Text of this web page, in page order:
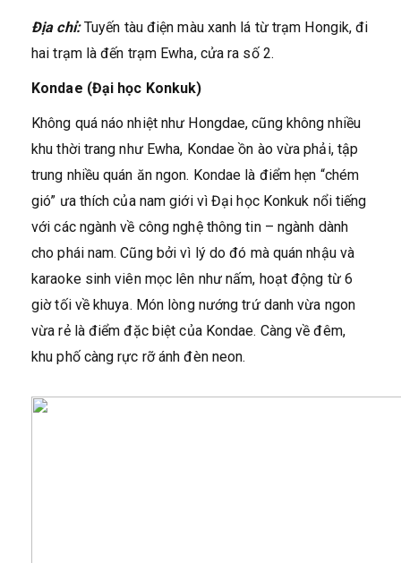
Địa chỉ:Tuyến tàu điện màu xanh lá từ trạm Hongik, đi
hai trạm là đến trạm Ewha, cửa ra số 2.
Kondae (Đại học Konkuk)
Không quá náo nhiệt như Hongdae, cũng không nhiều
khu thời trang như Ewha, Kondae ồn ào vừa phải, tập
trung nhiều quán ăn ngon. Kondae là điểm hẹn “chém
gió” ưa thích của nam giới vì Đại học Konkuk nổi tiếng
với các ngành về công nghệ thông tin – ngành dành
cho phái nam. Cũng bởi vì lý do đó mà quán nhậu và
karaoke sinh viên mọc lên như nấm, hoạt động từ 6
giờ tối về khuya. Món lòng nướng trứ danh vừa ngon
vừa rẻ là điểm đặc biệt của Kondae. Càng về đêm,
khu phố càng rực rỡ ánh đèn neon.